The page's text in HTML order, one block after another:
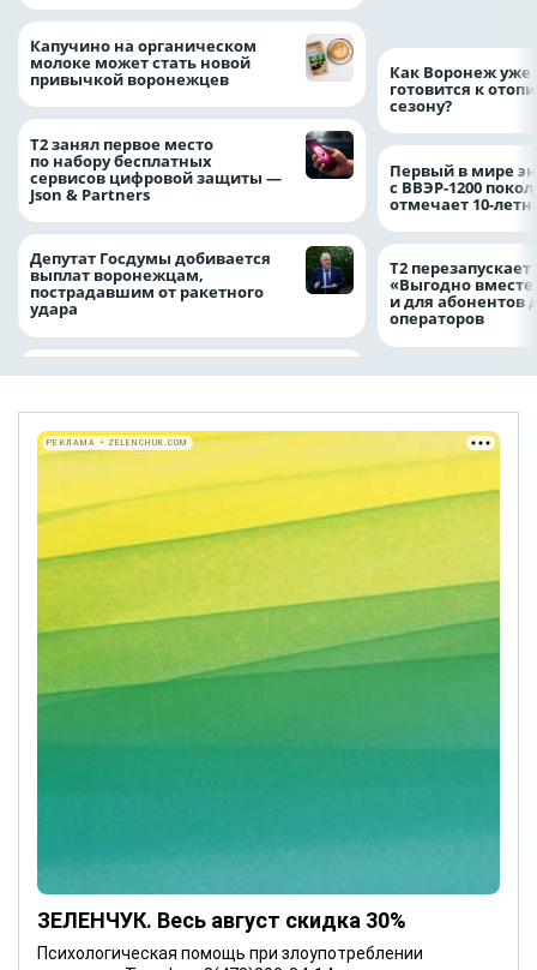
Капучино на органическом
молоке может стать новой
привычкой воронежцев
Т2 занял первое место
по набору бесплатных
сервисов цифровой защиты —
Json & Partners
Депутат Госдумы добивается
выплат воронежцам,
пострадавшим от ракетного
удара
Как Воронеж уже
готовится к
сезону?
Первый в мире
с ВВЭР-1200
отмечает 10-
Т2
«Выгодно
и для абонентов
операторов
ЗЕЛЕНЧУК. Весь август скидка 30%
Психологическая помощь при злоупотреблении
РЕКЛАМА • ZELENCHUK.COM